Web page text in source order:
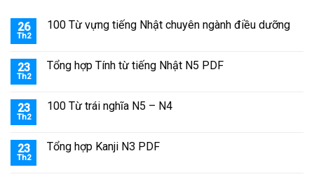
26
Th2
100 Từ vựng tiếng Nhật chuyên ngành điều dưỡng
23
Th2
Tổng hợp Tính từ tiếng Nhật N5 PDF
23
Th2
100 Từ trái nghĩa N5 – N4
23
Th2
Tổng hợp Kanji N3 PDF